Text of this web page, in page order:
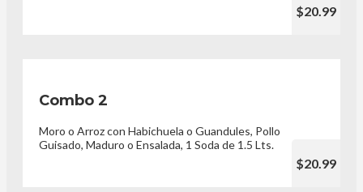
$20.99
Combo 2
Moro o Arroz con Habichuela o Guandules, Pollo
Guisado, Maduro o Ensalada, 1 Soda de 1.5 Lts.
$20.99